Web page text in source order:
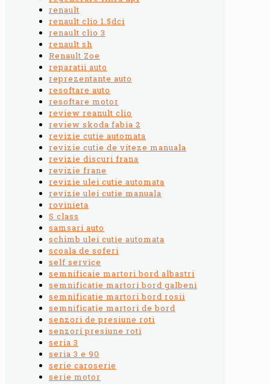
renault
renault clio 1.5dci
renault clio 3
renault sh
Renault Zoe
reparatii auto
reprezentante auto
resoftare auto
resoftare motor
review reanult clio
review skoda fabia 2
revizie cutie automata
revizie cutie de viteze manuala
revizie discuri frana
revizie frane
revizie ulei cutie automata
revizie ulei cutie manuala
rovinieta
S class
samsari auto
schimb ulei cutie automata
scoala de soferi
self service
semnificaie martori bord albastri
semnificatie martori bord galbeni
semnificatie martori bord rosii
semnificatie martori de bord
senzori de presiune roti
senzori presiune roti
seria 3
seria 3 e 90
serie caroserie
serie motor